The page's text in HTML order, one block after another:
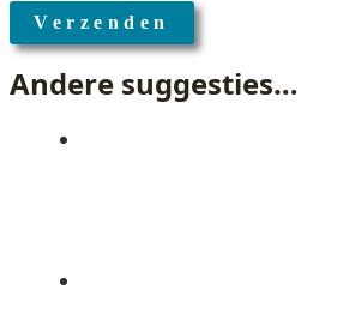
Andere suggesties…